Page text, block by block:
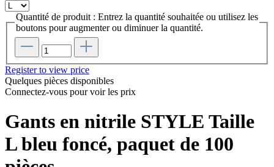
Quantité de produit : Entrez la quantité souhaitée ou utilisez les
boutons pour augmenter ou diminuer la quantité.
Register to view price
Quelques pièces disponibles
Connectez-vous pour voir les prix
Gants en nitrile STYLE Taille
L bleu foncé, paquet de 100